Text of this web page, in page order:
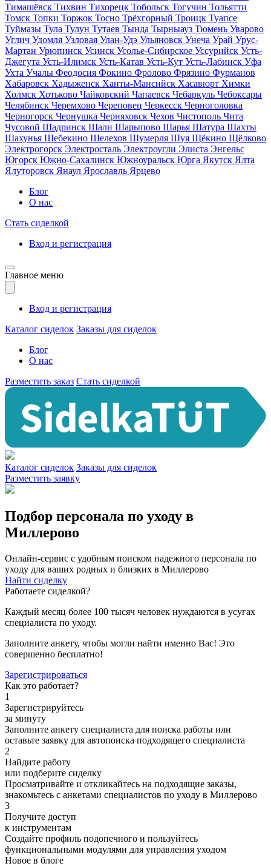
Тимашёвск Тихвин Тихорецк Тобольск Тогучин Тольятти
Томск Топки Торжок Тосно Трёхгорный Троицк Туапсе
Туймазы Тула Тулун Тутаев Тында Тырныауз Тюмень Уварово
Углич Удомля Узловая Улан-Удэ Ульяновск Унеча Урай Урус-
Мартан Урюпинск Усинск Усолье-Сибирское Уссурийск Усть-
Джегута Усть-Илимск Усть-Катав Усть-Кут Усть-Лабинск Уфа
Ухта Учалы Феодосия Фокино Фролово Фрязино Фурманов
Хабаровск Хадыженск Ханты-Мансийск Хасавюрт Химки
Холмск Хотьково Чайковский Чапаевск Чебаркуль Чебоксары
Челябинск Черемхово Череповец Черкесск Черноголовка
Черногорск Чернушка Черняховск Чехов Чистополь Чита
Чусовой Шадринск Шали Шарыпово Шарья Шатура Шахты
Шахунья Шебекино Шелехов Шумерля Шуя Щёкино Щёлково
Электрогорск Электросталь Электроугли Элиста Энгельс
Югорск Южно-Сахалинск Южноуральск Юрга Якутск Ялта
Ялуторовск Янаул Ярославль Ярцево
Блог
О нас
Стать сиделкой
Вход и регистрация
Главное меню
Вход и регистрация
Каталог сиделок Заказы для сиделок
Блог
О нас
Разместить заказ Стать сиделкой
Каталог сиделок Заказы для сиделок
Разместить заявку
Подбор персонала по уходу в
Миллерово
Онлайн-сервис с удобным поиском надежного персонала по
уходу для ваших родных и близких в Миллерово
Найти сиделку
Работаете сиделкой?
Каждый месяц более 100 тысяч человек нуждаются в усугах
специалиста по уходу.
Заполните анкету, чтобы могли найти именно Вас! Это
совершенно бесплатно!
Зарегистрироваться
Как это работает?
1
Зарегистрируйтесь
за минуту
Заполните анкету специалиста для поиска работы или
оставьте заявку для автопоиска подходящего специалиста
2
Найдите работу
или подберите сиделку
Просматривайте и откликайтесь на подходящие заказы,
знакомьтесь с анкетами специалистов по уходу в Миллерово
3
Получите доступ
к инструментам
Создайте профиль подопечного и пользуйтесь
функциональными модулями для управления уходом
Новое в блоге